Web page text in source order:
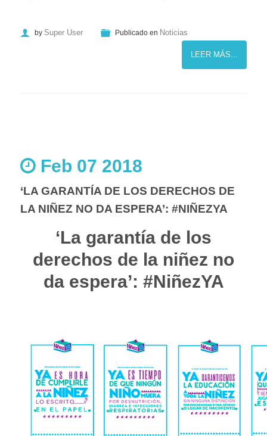
by Super User Publicado en Noticias
LEER MÁS...
Feb 07 2018
‘LA GARANTÍA DE LOS DERECHOS DE
LA NIÑEZ NO DA ESPERA’: #NIÑEZYA
‘La garantía de los
derechos de la niñez no
da espera’: #NiñezYA